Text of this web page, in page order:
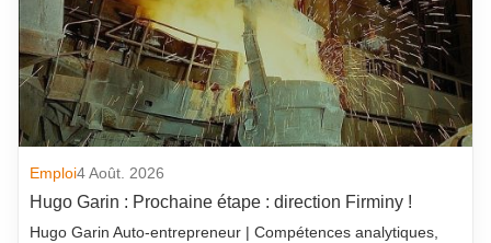
Emploi4 Août. 2026
Hugo Garin : Prochaine étape : direction Firminy !
Hugo Garin Auto-entrepreneur | Compétences analytiques,